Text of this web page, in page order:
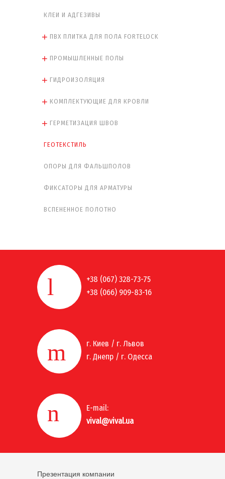
КЛЕИ И АДГЕЗИВЫ
ПВХ ПЛИТКА ДЛЯ ПОЛА FORTELOCK
ПРОМЫШЛЕННЫЕ ПОЛЫ
ГИДРОИЗОЛЯЦИЯ
КОМПЛЕКТУЮЩИЕ ДЛЯ КРОВЛИ
ГЕРМЕТИЗАЦИЯ ШВОВ
ГЕОТЕКСТИЛЬ
ОПОРЫ ДЛЯ ФАЛЬШПОЛОВ
ФИКСАТОРЫ ДЛЯ АРМАТУРЫ
ВСПЕНЕННОЕ ПОЛОТНО
+38 (067) 328-73-75
+38 (066) 909-83-16
г. Киев / г. Львов
г. Днепр / г. Одесса
E-mail:
vival@vival.ua
Презентация компании